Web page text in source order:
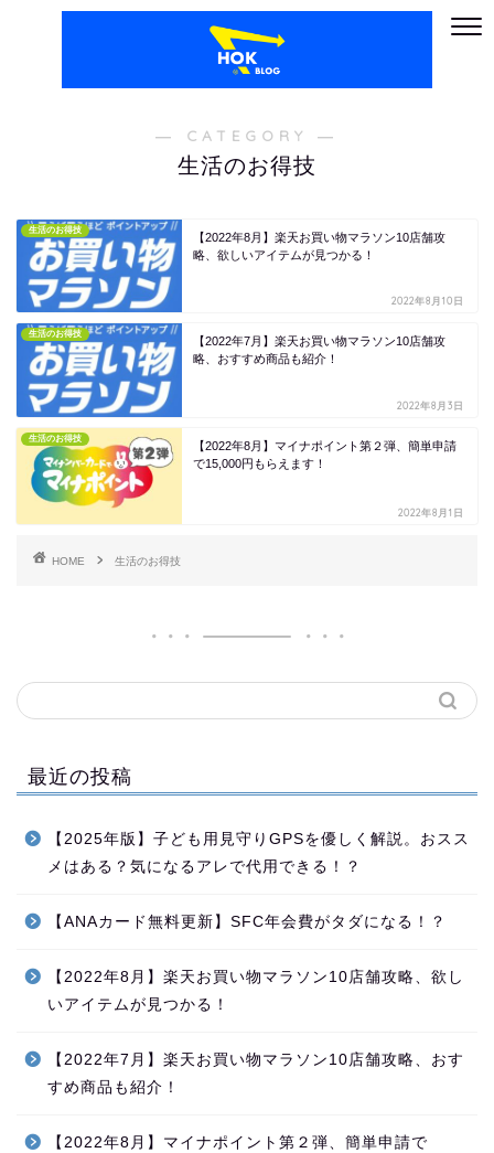
― CATEGORY ―
生活のお得技
生活のお得技
【2022年8月】楽天お買い物マラソン10店舗攻
略、欲しいアイテムが見つかる！
2022年8月10日
生活のお得技
【2022年7月】楽天お買い物マラソン10店舗攻
略、おすすめ商品も紹介！
2022年8月3日
生活のお得技
【2022年8月】マイナポイント第２弾、簡単申請
で15,000円もらえます！
2022年8月1日
HOME 生活のお得技
最近の投稿
【2025年版】子ども用見守りGPSを優しく解説。おスス
メはある？気になるアレで代用できる！？
【ANAカード無料更新】SFC年会費がタダになる！？
【2022年8月】楽天お買い物マラソン10店舗攻略、欲し
いアイテムが見つかる！
【2022年7月】楽天お買い物マラソン10店舗攻略、おす
すめ商品も紹介！
【2022年8月】マイナポイント第２弾、簡単申請で